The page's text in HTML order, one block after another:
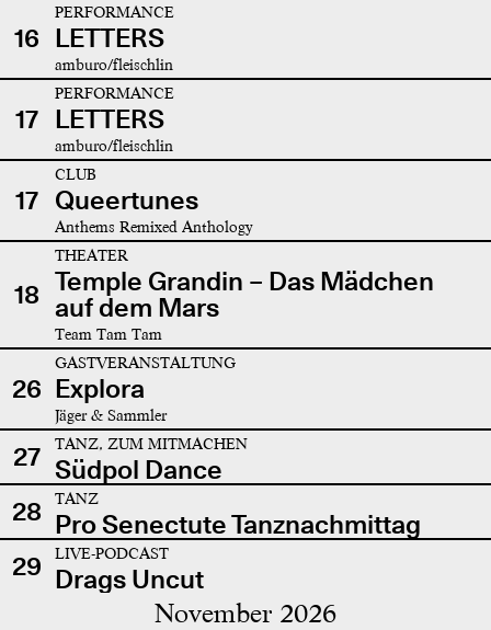
16
PERFORMANCE
LETTERS
amburo/fleischlin
17
PERFORMANCE
LETTERS
amburo/fleischlin
17
CLUB
Queertunes
Anthems Remixed Anthology
18
THEATER
Temple Grandin – Das Mädchen
auf dem Mars
Team Tam Tam
26
GASTVERANSTALTUNG
Explora
Jäger & Sammler
27 TANZ, ZUM MITMACHEN
Südpol Dance
28
TANZ
Pro Senectute Tanznachmittag
29
LIVE-PODCAST
Drags Uncut
November 2026